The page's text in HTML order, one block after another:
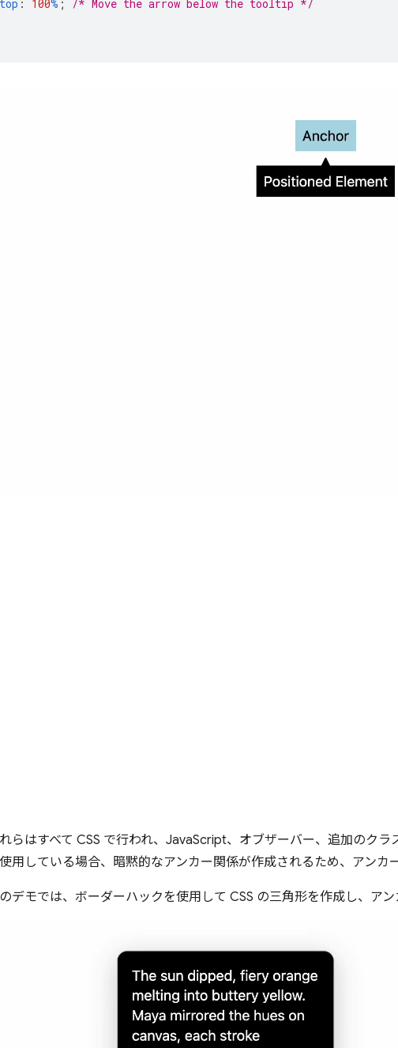
top : 100% ;
/* Move the arrow below the tooltip */
らはすべて CSS で行われ、JavaScript、オブザーバー、追加のク
用している場合、暗黙的なアンカー関係が作成されるため、アンカ
デモでは、ボーダーハックを使用して CSS の三角形を作成し、ア